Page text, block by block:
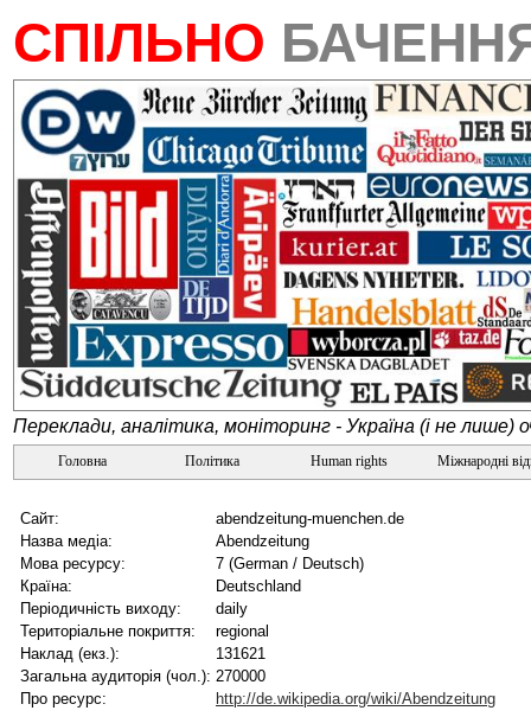
СПІЛЬНО
Переклади, аналітика, моніторинг - Україна (і не лише)
Головна Політика Human rights Міжнародні
Сайт:
abendzeitung-muenchen.de
Назва медіа:
Abendzeitung
Мова ресурсу:
7 (German / Deutsch)
Країна:
Deutschland
Періодичність виходу:
daily
Територіальне покриття:
regional
Наклад (екз.):
131621
Загальна аудиторія (чол.): 270000
Про ресурс:
http://de.wikipedia.org/wiki/Abendzeitung